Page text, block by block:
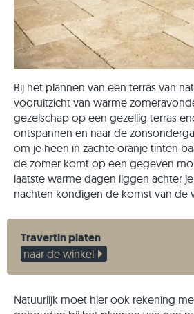
Bij het plannen van een terras van
vooruitzicht van warme
gezelschap op een gezellig terras
ontspannen en naar de
om je heen in zachte oranje tinten
de zomer komt op een gegeven
laatste warme dagen liggen achter
nachten kondigen de komst van de
Travertin platen
naar de winkel
Natuurlijk moet hier ook rekening